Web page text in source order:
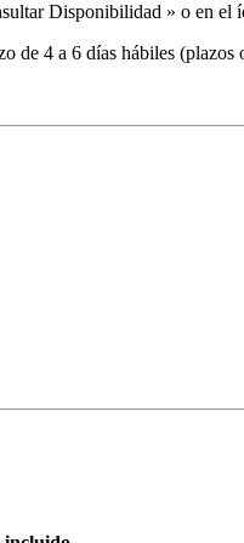
Disponibilidad » o en el
de 4 a 6 días hábiles